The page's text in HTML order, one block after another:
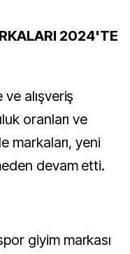
2024'TE
alışveriş
oranları ve
markaları, yeni
devam etti.
giyim markası